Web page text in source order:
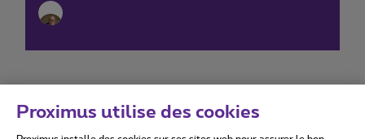
Proximus utilise des cookies